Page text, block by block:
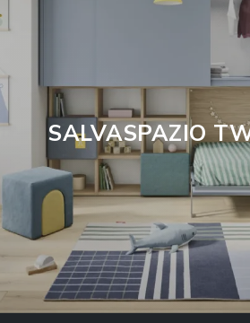
SALVASPAZIO